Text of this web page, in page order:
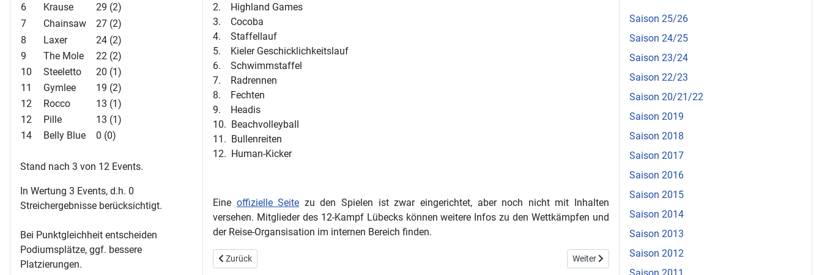
6
Krause
29 (2)
7
Chainsaw
27 (2)
8
Laxer
24 (2)
9
The Mole
22 (2)
10
Steeletto
20 (1)
11
Gymlee
19 (2)
12
Rocco
13 (1)
12
Pille
13 (1)
14
Belly Blue 0 (0)
Stand nach 3 von 12 Events.
In Wertung 3 Events, d.h. 0
Streichergebnisse berücksichtigt.
Bei Punktgleichheit entscheiden
Podiumsplätze, ggf. bessere
Platzierungen.
2. Highland Games
3. Cocoba
4. Staffellauf
5. Kieler Geschicklichkeitslauf
6. Schwimmstaffel
7. Radrennen
8. Fechten
9. Headis
10. Beachvolleyball
11. Bullenreiten
12. Human-Kicker
Eine offizielle Seite zu den Spielen ist zwar eingerichtet, aber noch nicht mit Inhalten
versehen. Mitglieder des 12-Kampf Lübecks können weitere Infos zu den Wettkämpfen und
der Reise-Organsisation im internen Bereich finden.
Vorheriger Beitrag: Köln verteilt Regelwerk für Zwölympia
Zurück Nächster Beitrag: Lübeck ist zu den III. 12-Kampf-Spielen geladen
Weiter
Saison 25/26
Saison 24/25
Saison 23/24
Saison 22/23
Saison 20/21/22
Saison 2019
Saison 2018
Saison 2017
Saison 2016
Saison 2015
Saison 2014
Saison 2013
Saison 2012
Saison 2011